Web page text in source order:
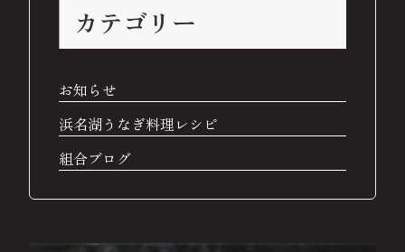
カテゴリー
お知らせ
浜名湖うなぎ料理レシピ
組合ブログ